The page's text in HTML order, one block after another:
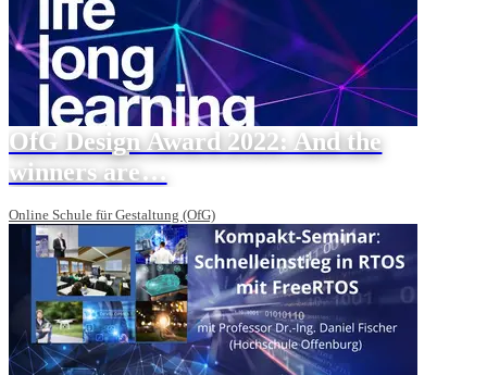
OfG Design Award 2022: And the
winners are…
Online Schule für Gestaltung (OfG)